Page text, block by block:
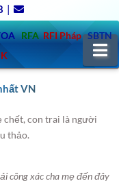
|
RFA RFI Pháp SBTN
VN
chết, con trai là người
thảo.
cõng xác cha mẹ đến đây